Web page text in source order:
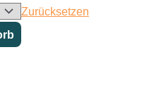
Zurücksetzen